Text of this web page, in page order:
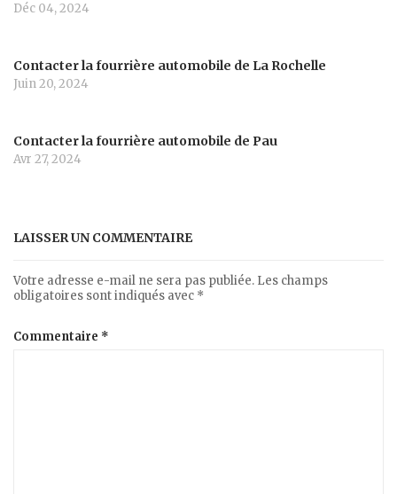
Déc 04, 2024
Contacter la fourrière automobile de La Rochelle
Juin 20, 2024
Contacter la fourrière automobile de Pau
Avr 27, 2024
LAISSER UN COMMENTAIRE
Votre adresse e-mail ne sera pas publiée. Les champs
obligatoires sont indiqués avec *
Commentaire *